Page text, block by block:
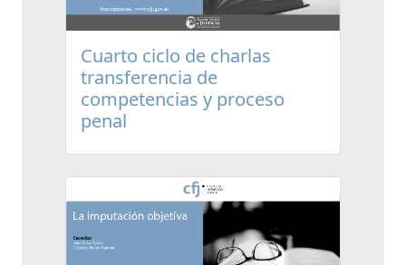
Cuarto ciclo de charlas
transferencia de
competencias y proceso
penal